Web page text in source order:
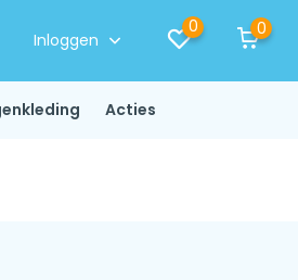
Inloggen
0 0
Acties